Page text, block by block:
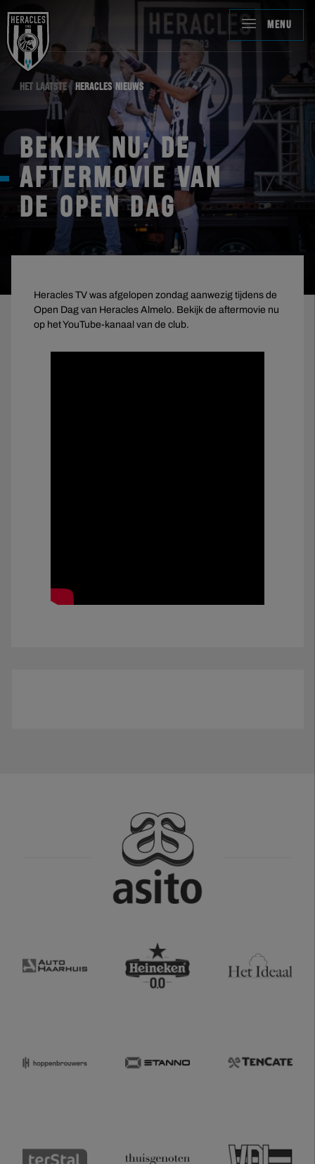
MENU
HET LAATSTE HERACLES NIEUWS
BEKIJK NU: DE
AFTERMOVIE VAN
DE OPEN DAG
Heracles TV was afgelopen zondag aanwezig tijdens de
Open Dag van Heracles Almelo. Bekijk de aftermovie nu
op het YouTube-kanaal van de club.